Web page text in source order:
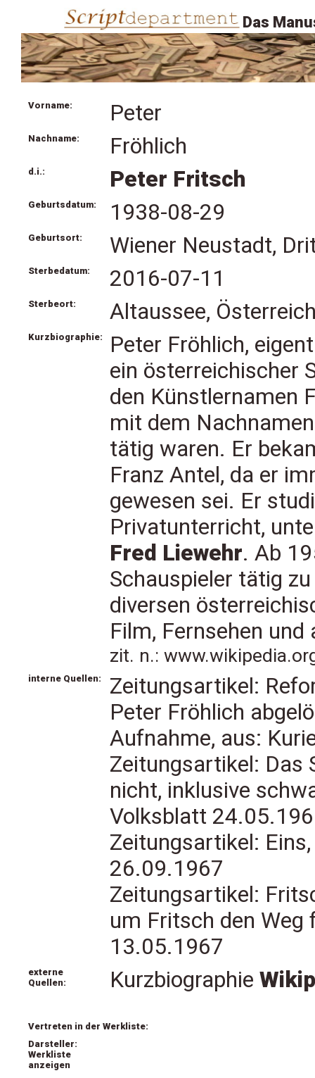
Das
Vorname: Peter
Nachname: Fröhlich
d.i.: Peter Fritsch
Geburtsdatum: 1938-08-29
Geburtsort: Wiener Neustadt,
Sterbedatum: 2016-07-11
Sterbeort: Altaussee,
Kurzbiographie:
Peter Fröhlich,
ein österreichischer
den Künstlernamen
mit dem
tätig waren. Er
Franz Antel, da er
gewesen sei. Er
Privatunterricht,
Fred Liewehr. Ab
Schauspieler tätig
diversen
Film, Fernsehen
zit. n.:
interne Quellen:
Zeitungsartikel:
Peter Fröhlich
Aufnahme, aus:
Zeitungsartikel: Das
nicht, inklusive
Volksblatt
Zeitungsartikel:
26.09.1967
Zeitungsartikel:
um Fritsch den Weg
13.05.1967
externe
Quellen:
Kurzbiographie
Vertreten in der Werkliste:
Darsteller:
Werkliste
anzeigen